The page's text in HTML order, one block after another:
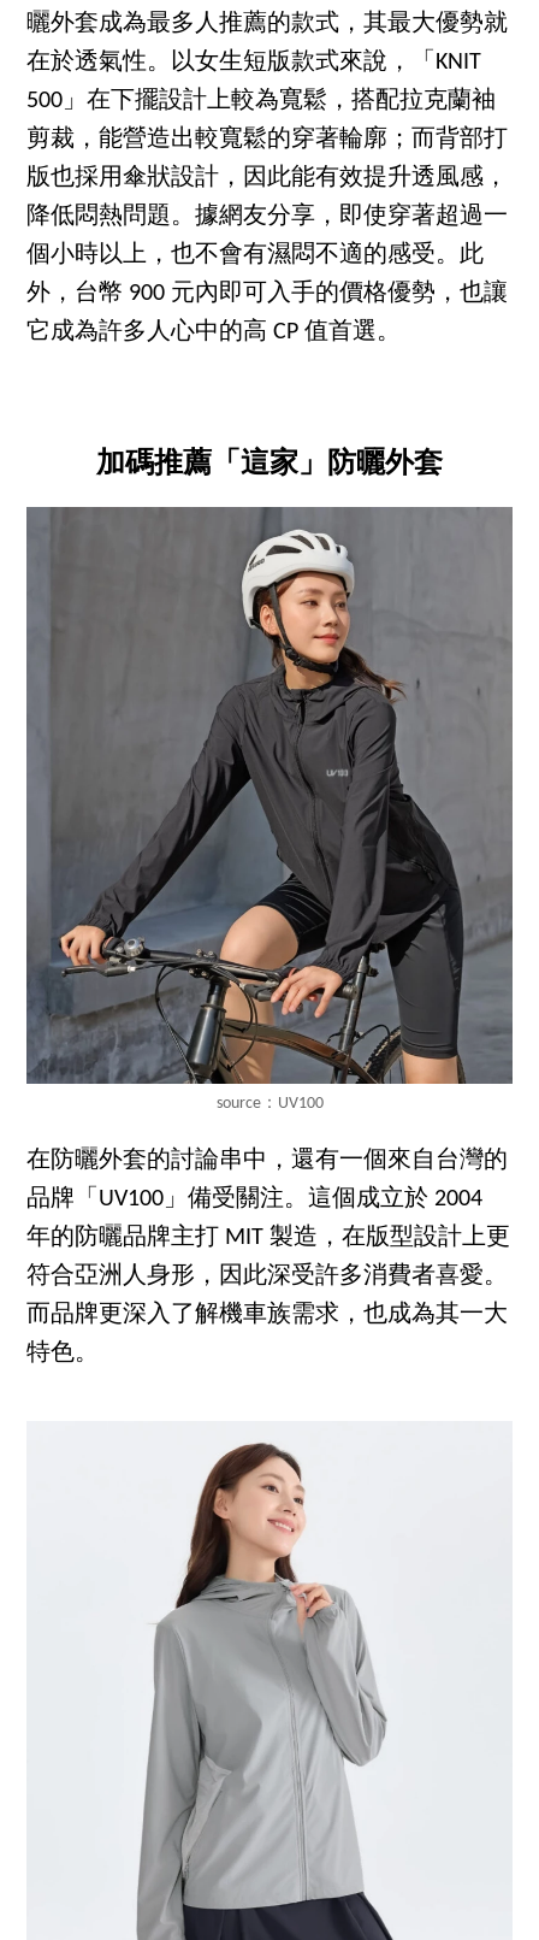
曬外套成為最多人推薦的款式，其最大優勢就
在於透氣性。以女生短版款式來說，「KNIT
500」在下擺設計上較為寬鬆，搭配拉克蘭袖
剪裁，能營造出較寬鬆的穿著輪廓；而背部打
版也採用傘狀設計，因此能有效提升透風感，
降低悶熱問題。據網友分享，即使穿著超過一
個小時以上，也不會有濕悶不適的感受。此
外，台幣 900 元內即可入手的價格優勢，也讓
它成為許多人心中的高 CP 值首選。
加碼推薦「這家」防曬外套
source：UV100
在防曬外套的討論串中，還有一個來自台灣的
品牌「UV100」備受關注。這個成立於 2004
年的防曬品牌主打 MIT 製造，在版型設計上更
符合亞洲人身形，因此深受許多消費者喜愛。
而品牌更深入了解機車族需求，也成為其一大
特色。